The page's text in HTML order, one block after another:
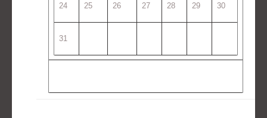
24 25 26 27 28 29 30
31